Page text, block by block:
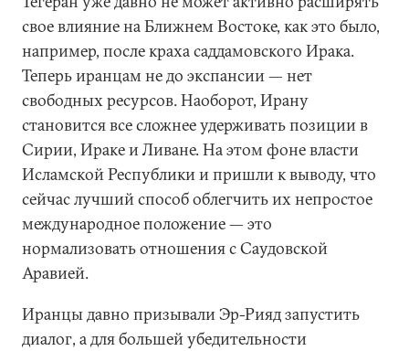
свое влияние на Ближнем Востоке, как это было,
например, после краха саддамовского Ирака.
Теперь иранцам не до экспансии — нет
свободных ресурсов. Наоборот, Ирану
становится все сложнее удерживать позиции в
Сирии, Ираке и Ливане. На этом фоне власти
Исламской Республики и пришли к выводу, что
сейчас лучший способ облегчить их непростое
международное положение — это
нормализовать отношения с Саудовской
Аравией.
Иранцы давно призывали Эр-Рияд запустить
диалог, а для большей убедительности